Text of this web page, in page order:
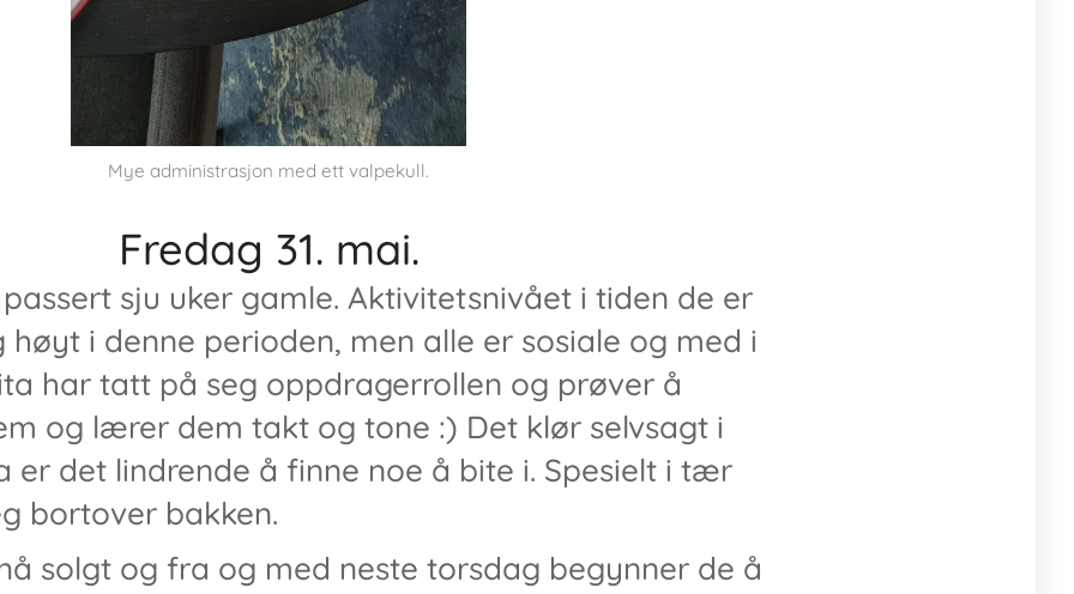
Mye administrasjon med ett valpekull.
Fredag 31. mai.
sju uker gamle. Aktivitetsnivået i tiden de er
i denne perioden, men alle er sosiale og med i
har tatt på seg oppdragerrollen og prøver å
og lærer dem takt og tone :) Det klør selvsagt i
er det lindrende å finne noe å bite i. Spesielt i tær
bortover bakken.
solgt og fra og med neste torsdag begynner de å